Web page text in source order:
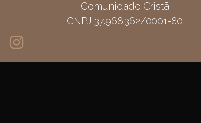
Comunidade Cristã
CNPJ 37.968.362/0001-80